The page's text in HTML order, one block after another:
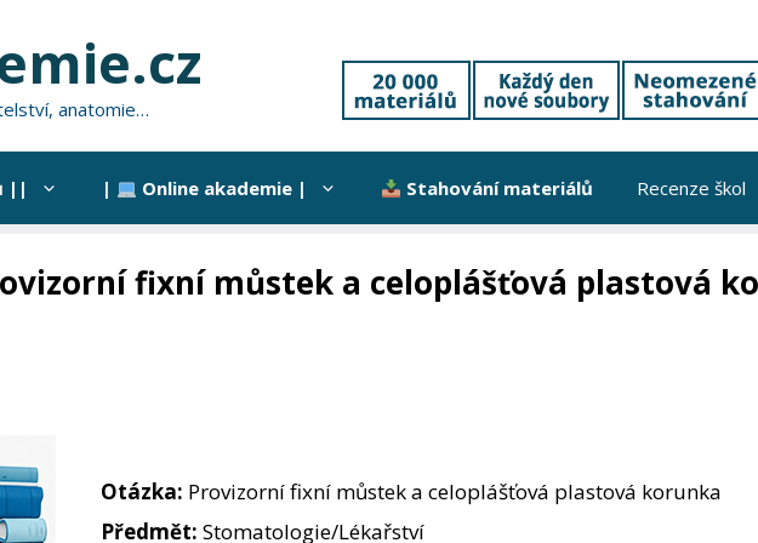
anatomie…
|| | Online akademie | Stahování materiálů Recenze škol
fixní můstek a celoplášťová plastová
Otázka: Provizorní fixní můstek a celoplášťová plastová korunka
Předmět: Stomatologie/Lékařství